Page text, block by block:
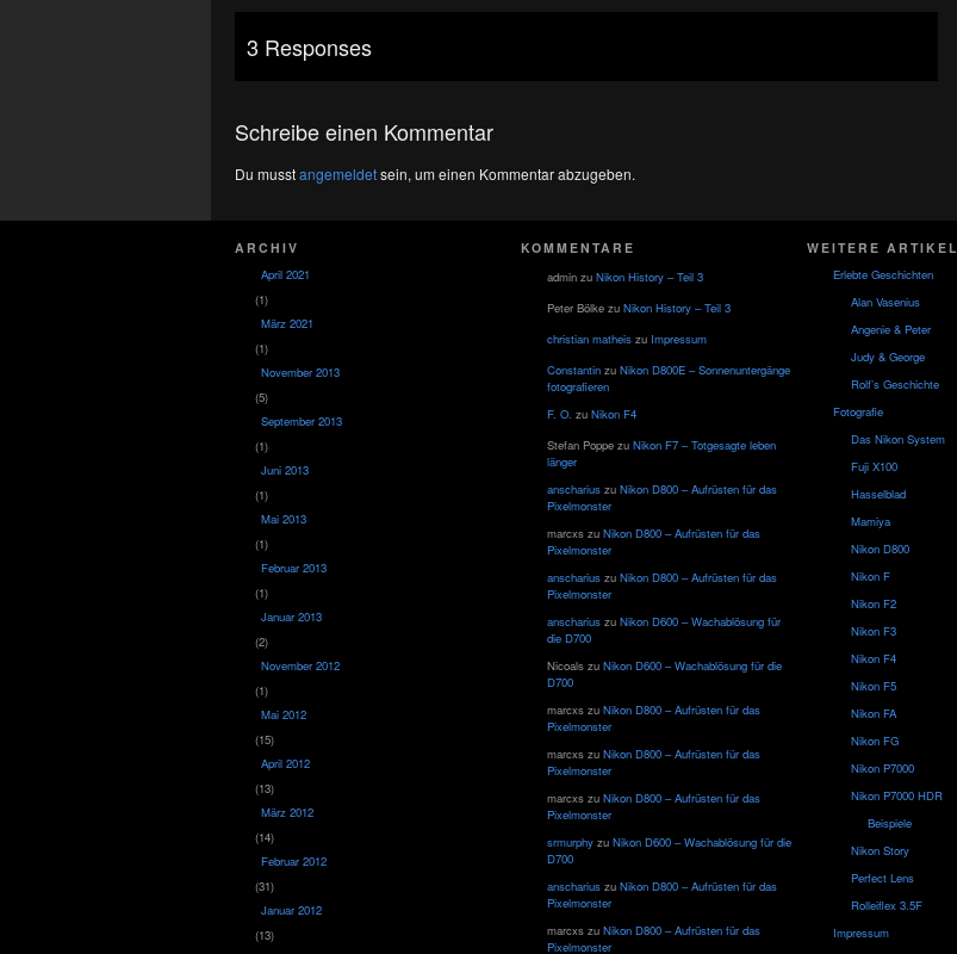
3 Responses
Schreibe einen Kommentar
Du musstangemeldetsein, um einen Kommentar abzugeben.
ARCHIV
April 2021
(1)
März 2021
(1)
November 2013
(5)
September 2013
(1)
Juni 2013
(1)
Mai 2013
(1)
Februar 2013
(1)
Januar 2013
(2)
November 2012
(1)
Mai 2012
(15)
April 2012
(13)
März 2012
(14)
Februar 2012
(31)
Januar 2012
(13)
KOMMENTARE
admin zuNikon History – Teil 3
Peter Bölke zuNikon History – Teil 3
christian matheis zu Impressum
Constantin zuNikon D800E – Sonnenuntergänge
fotografieren
F. O. zuNikon F4
Stefan Poppe zuNikon F7 – Totgesagte leben
länger
anscharius zuNikon D800 – Aufrüsten für das
Pixelmonster
marcxs zuNikon D800 – Aufrüsten für das
Pixelmonster
anscharius zuNikon D800 – Aufrüsten für das
Pixelmonster
anscharius zuNikon D600 – Wachablösung für
die D700
Nicoals zuNikon D600 – Wachablösung für die
D700
marcxs zuNikon D800 – Aufrüsten für das
Pixelmonster
marcxs zuNikon D800 – Aufrüsten für das
Pixelmonster
marcxs zuNikon D800 – Aufrüsten für das
Pixelmonster
srmurphy zuNikon D600 – Wachablösung für die
D700
anscharius zuNikon D800 – Aufrüsten für das
Pixelmonster
marcxs zuNikon D800 – Aufrüsten für das
Pixelmonster
WEITERE ARTIKEL
Erlebte Geschichten
Alan Vasenius
Angenie & Peter
Judy & George
Rolf’s Geschichte
Fotografie
Das Nikon System
Fuji X100
Hasselblad
Mamiya
Nikon D800
Nikon F
Nikon F2
Nikon F3
Nikon F4
Nikon F5
Nikon FA
Nikon FG
Nikon P7000
Nikon P7000 HDR
Beispiele
Nikon Story
Perfect Lens
Rolleiflex 3.5F
Impressum